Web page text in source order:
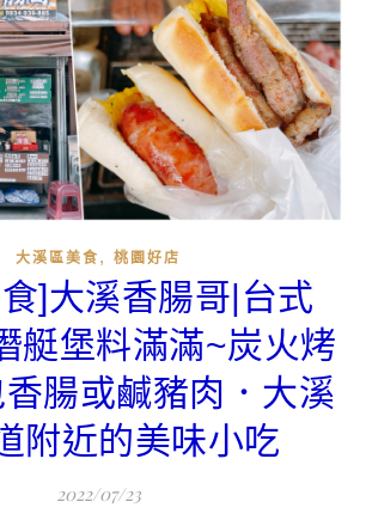
大溪區美食 , 桃園好店
]大溪香腸哥|台式
艇堡料滿滿~炭火烤
腸或鹹豬肉．大溪
附近的美味小吃
2022/07/23